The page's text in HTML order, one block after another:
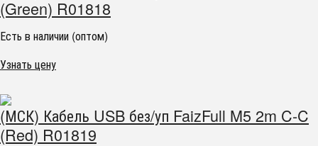
(Green) R01818
Есть в наличии (оптом)
Узнать цену
(МСК) Кабель USB без/уп FaizFull M5 2m C-C
(Red) R01819